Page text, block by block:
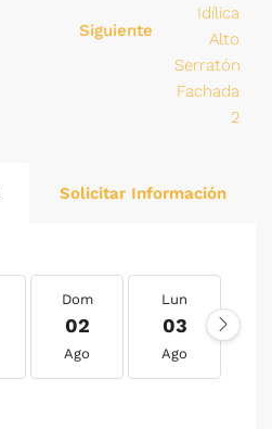
Siguiente
Solicitar Información
Dom
02
Ago
Lun
03
Ago